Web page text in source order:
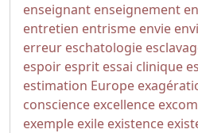
enseignant enseignement
entretien entrisme envie
erreur eschatologie
espoir esprit essai clinique
estimation Europe
conscience excellence
exemple exile existence